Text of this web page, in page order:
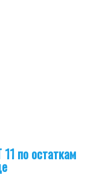
по остаткам